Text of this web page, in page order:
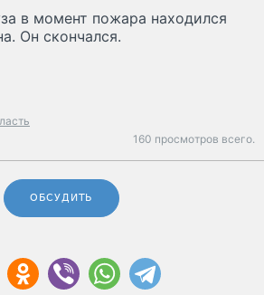
в момент пожара находился
Он скончался.
160 просмотров всего.
ОБСУДИТЬ